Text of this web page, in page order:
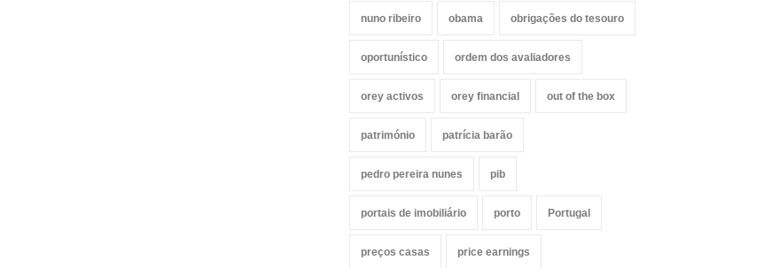
nuno ribeiro obama obrigações do tesouro
oportunístico ordem dos avaliadores
orey activos orey financial out of the box
património patrícia barão
pedro pereira nunes pib
portais de imobiliário porto Portugal
preços casas price earnings